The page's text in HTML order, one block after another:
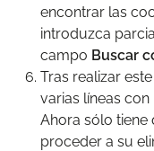
encontrar las
introduzca
campo Buscar
Tras realizar
varias líneas
Ahora sólo tiene
proceder a su